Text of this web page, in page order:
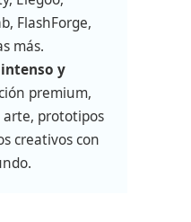
FlashForge,
más.
y
premium,
prototipos
creativos con